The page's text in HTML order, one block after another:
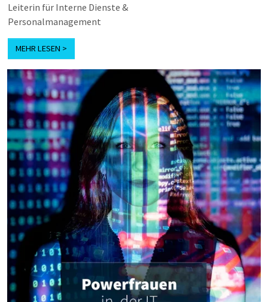
Leiterin für Interne Dienste &
Personalmanagement
MEHR LESEN >